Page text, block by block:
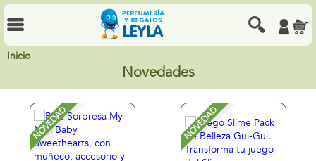
Inicio
Novedades
NOVEDAD NOVEDAD